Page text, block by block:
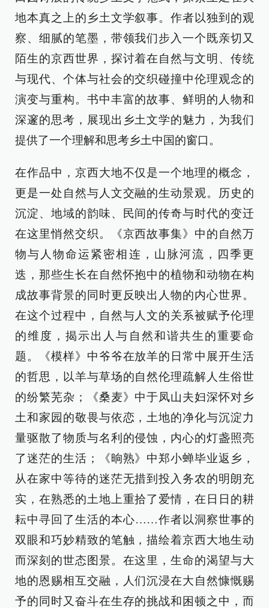
地本真之上的乡土文学叙事。作者以独到的观
察、细腻的笔墨，带领我们步入一个既亲切又
陌生的京西世界，探讨着在自然与文明、传统
与现代、个体与社会的交织碰撞中伦理观念的
演变与重构。书中丰富的故事、鲜明的人物和
深邃的思考，展现出乡土文学的魅力，为我们
提供了一个理解和思考乡土中国的窗口。
在作品中，京西大地不仅是一个地理的概念，
更是一处自然与人文交融的生动景观。历史的
沉淀、地域的韵味、民间的传奇与时代的变迁
在这里悄然交织。《京西故事集》中的自然万
物与人物命运紧密相连，山脉河流，四季更
迭，那些生长在自然怀抱中的植物和动物在构
成故事背景的同时更反映出人物的内心世界。
在这个过程中，自然与人文的关系被赋予伦理
的维度，揭示出人与自然和谐共生的重要命
题。《模样》中爷爷在放羊的日常中展开生活
的哲思，以羊与草场的自然伦理疏解人生俗世
的纷繁芜杂；《桑麦》中于凤山夫妇深怀对乡
土和家园的敬畏与依恋，土地的净化与沉淀力
量驱散了物质与名利的侵蚀，内心的灯盏照亮
了迷茫的生活；《晌熟》中郑小蝉毕业返乡，
从在家中等待的迷茫无措到投入务农的明朗充
实，在熟悉的土地上重拾了爱情，在日日的耕
耘中寻回了生活的本心……作者以洞察世事的
双眼和巧妙精致的笔触，描绘着京西大地生动
而深刻的世态图景。在这里，生命的渴望与大
地的恩赐相互交融，人们沉浸在大自然慷慨赐
予的同时又奋斗在生存的挑战和困顿之中，而